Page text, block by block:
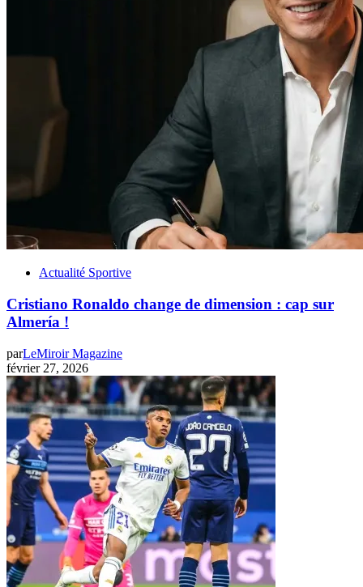
Actualité Sportive
Cristiano Ronaldo change de dimension : cap sur
Almería !
parLeMiroir Magazine
février 27, 2026